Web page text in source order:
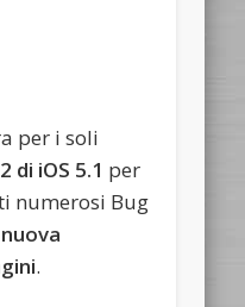
per i soli
di iOS 5.1 per
numerosi Bug
nuova
.